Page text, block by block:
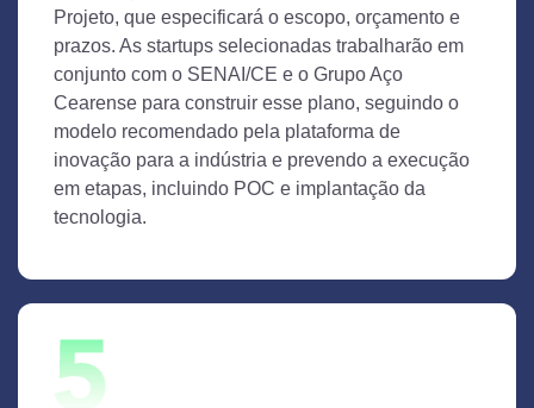
Projeto, que especificará o escopo, orçamento e
prazos. As startups selecionadas trabalharão em
conjunto com o SENAI/CE e o Grupo Aço
Cearense para construir esse plano, seguindo o
modelo recomendado pela plataforma de
inovação para a indústria e prevendo a execução
em etapas, incluindo POC e implantação da
tecnologia.